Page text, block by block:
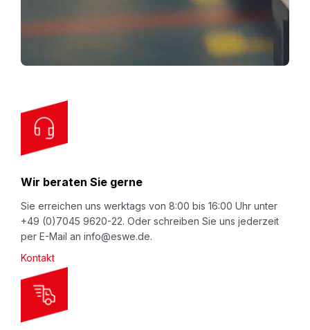
o
O
u
r
e
w
s
e
t
e
Wir beraten Sie gerne
Sie erreichen uns werktags von 8:00 bis 16:00 Uhr unter
+49 (0)7045 9620-22. Oder schreiben Sie uns jederzeit
per E-Mail an info@eswe.de.
Kontakt